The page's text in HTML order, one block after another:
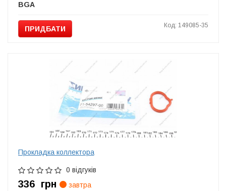
BGA
ПРИДБАТИ Код: 149085-35
Прокладка коллектора
0 відгуків
336 грн
завтра